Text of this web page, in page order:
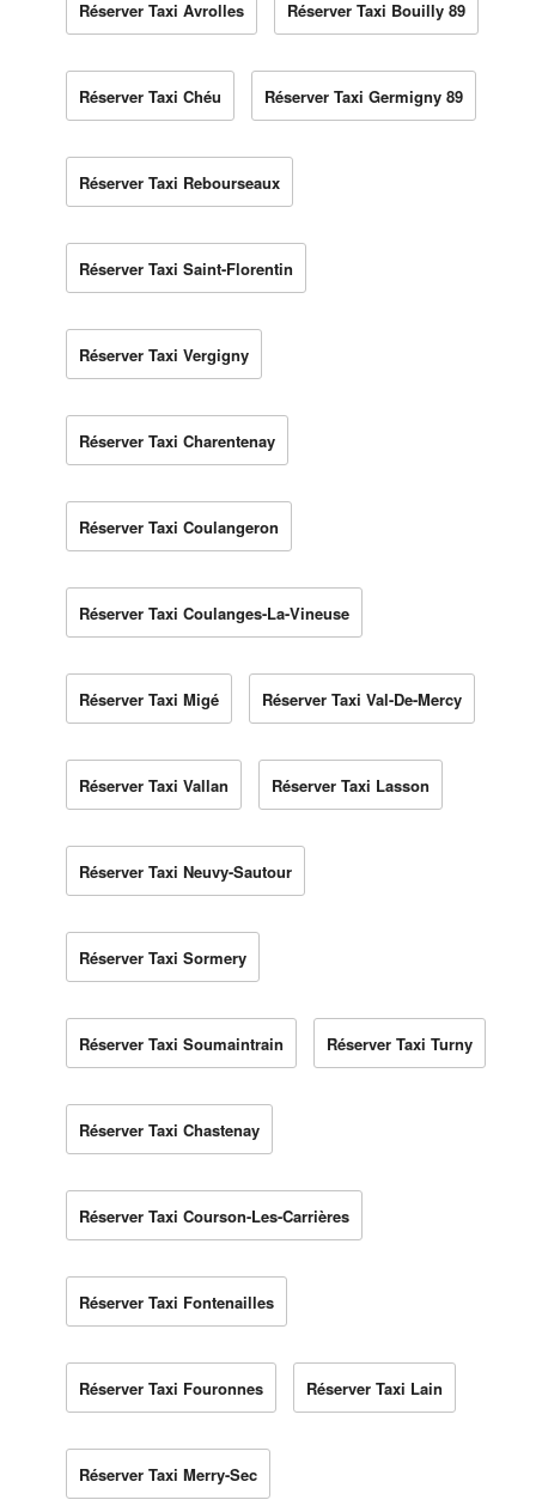
Réserver Taxi Avrolles Réserver Taxi Bouilly 89
Réserver Taxi Chéu Réserver Taxi Germigny 89
Réserver Taxi Rebourseaux
Réserver Taxi Saint-Florentin
Réserver Taxi Vergigny
Réserver Taxi Charentenay
Réserver Taxi Coulangeron
Réserver Taxi Coulanges-La-Vineuse
Réserver Taxi Migé Réserver Taxi Val-De-Mercy
Réserver Taxi Vallan Réserver Taxi Lasson
Réserver Taxi Neuvy-Sautour
Réserver Taxi Sormery
Réserver Taxi Soumaintrain Réserver Taxi Turny
Réserver Taxi Chastenay
Réserver Taxi Courson-Les-Carrières
Réserver Taxi Fontenailles
Réserver Taxi Fouronnes Réserver Taxi Lain
Réserver Taxi Merry-Sec